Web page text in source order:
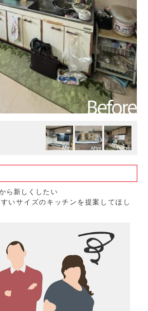
ら新しくしたい
いサイズのキッチンを提案してほし